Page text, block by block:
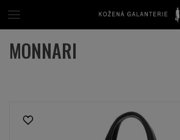
MONNARI